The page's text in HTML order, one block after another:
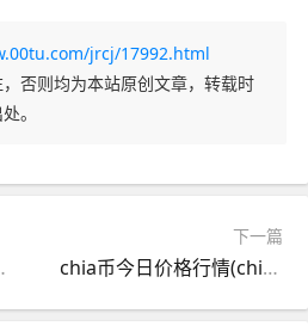
jrcj/17992.html
否则均为本站原创文章，转载时
。
易所炒币？
下一篇
chia币今日价格行情(chia币最新价格)